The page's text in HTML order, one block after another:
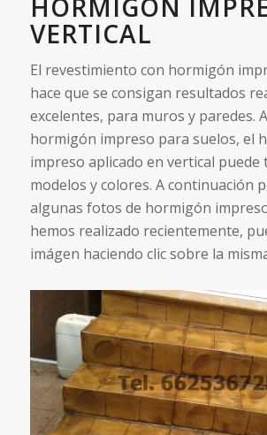
VERTICAL
El revestimiento con hormigón
hace que se consigan resultados
excelentes, para muros y paredes.
hormigón impreso para suelos, el
impreso aplicado en vertical puede
modelos y colores. A continuación
algunas fotos de hormigón
hemos realizado recientemente,
imágen haciendo clic sobre la